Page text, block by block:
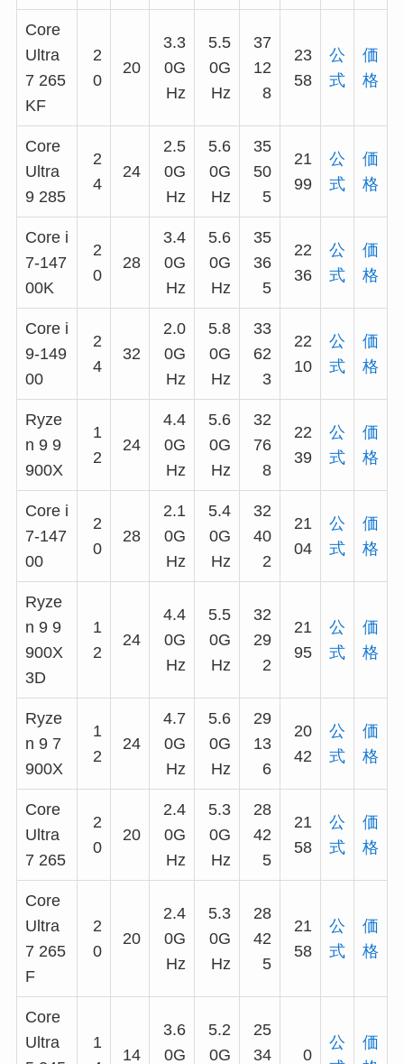
Core
Ultra
7 265
KF
2
0
20
3.3
0G
Hz
5.5
0G
Hz
37
12
8
23
58
公
式
価
格
Core
Ultra
9 285
2
4
24
2.5
0G
Hz
5.6
0G
Hz
35
50
5
21
99
公
式
価
格
Core i
7-147
00K
2
0
28
3.4
0G
Hz
5.6
0G
Hz
35
36
5
22
36
公
式
価
格
Core i
9-149
00
2
4
32
2.0
0G
Hz
5.8
0G
Hz
33
62
3
22
10
公
式
価
格
Ryze
n 9 9
900X
1
2
24
4.4
0G
Hz
5.6
0G
Hz
32
76
8
22
39
公
式
価
格
Core i
7-147
00
2
0
28
2.1
0G
Hz
5.4
0G
Hz
32
40
2
21
04
公
式
価
格
Ryze
n 9 9
900X
3D
1
2
24
4.4
0G
Hz
5.5
0G
Hz
32
29
2
21
95
公
式
価
格
Ryze
n 9 7
900X
1
2
24
4.7
0G
Hz
5.6
0G
Hz
29
13
6
20
42
公
式
価
格
Core
Ultra
7 265
2
0
20
2.4
0G
Hz
5.3
0G
Hz
28
42
5
21
58
公
式
価
格
Core
Ultra
7 265
F
2
0
20
2.4
0G
Hz
5.3
0G
Hz
28
42
5
21
58
公
式
価
格
Core
Ultra
1
14
3.6
0G
5.2
0G
25
34
0
公
価